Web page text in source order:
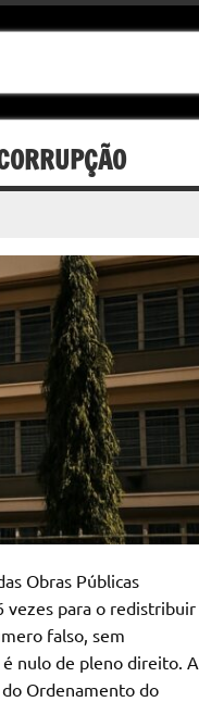
Obras Públicas
vezes para o redistribuir
falso, sem
nulo de pleno direito. A
Ordenamento do